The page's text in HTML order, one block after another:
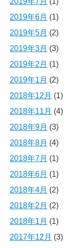
2019年6月 (1)
2019年5月 (2)
2019年3月 (3)
2019年2月 (1)
2019年1月 (2)
2018年12月 (1)
2018年11月 (4)
2018年9月 (3)
2018年8月 (4)
2018年7月 (1)
2018年6月 (1)
2018年4月 (2)
2018年2月 (2)
2018年1月 (1)
2017年12月 (3)